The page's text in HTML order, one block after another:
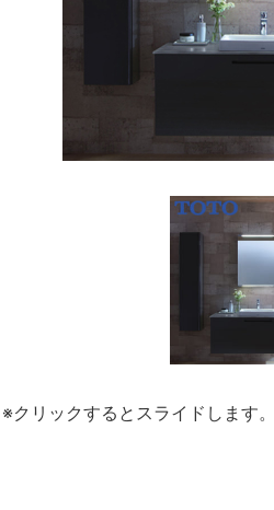
※クリックするとスライドします。